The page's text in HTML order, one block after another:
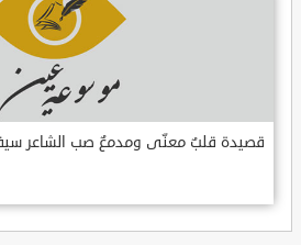
قصيدة قلبٌ معنّى ومدمعٌ صب الشاعر